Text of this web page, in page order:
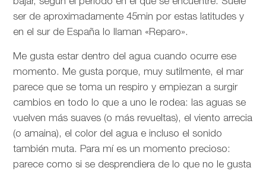
bajar, según el período en el que se encuentre. Suele
ser de aproximadamente 45min por estas latitudes y
en el sur de España lo llaman «Reparo».
Me gusta estar dentro del agua cuando ocurre ese
momento. Me gusta porque, muy sutilmente, el mar
parece que se toma un respiro y empiezan a surgir
cambios en todo lo que a uno le rodea: las aguas se
vuelven más suaves (o más revueltas), el viento arrecia
(o amaina), el color del agua e incluso el sonido
también muta. Para mí es un momento precioso:
parece como si se desprendiera de lo que no le gusta